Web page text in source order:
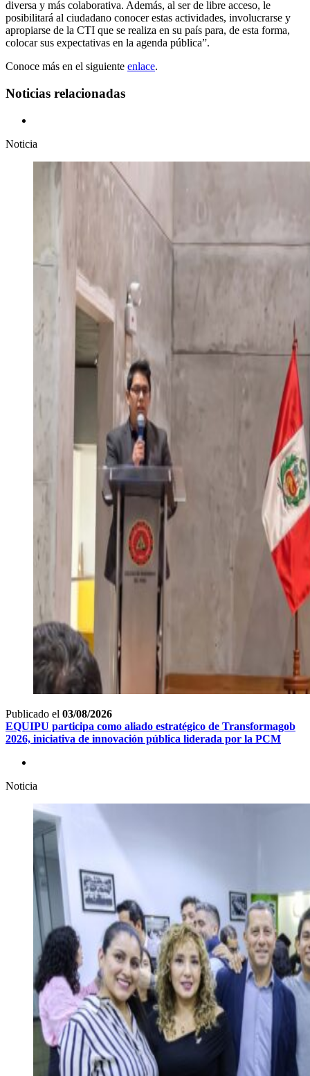
diversa y más colaborativa. Además, al ser de libre acceso, le
posibilitará al ciudadano conocer estas actividades, involucrarse y
apropiarse de la CTI que se realiza en su país para, de esta forma,
colocar sus expectativas en la agenda pública”.
Conoce más en el siguiente enlace.
Noticias relacionadas
Noticia
Publicado el 03/08/2026
EQUIPU participa como aliado estratégico de Transformagob
2026, iniciativa de innovación pública liderada por la PCM
Noticia